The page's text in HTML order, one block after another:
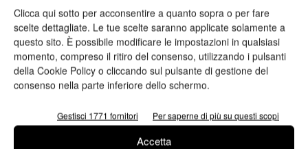
Clicca qui sotto per acconsentire a quanto sopra o per fare
scelte dettagliate. Le tue scelte saranno applicate solamente a
questo sito. È possibile modificare le impostazioni in qualsiasi
momento, compreso il ritiro del consenso, utilizzando i pulsanti
della Cookie Policy o cliccando sul pulsante di gestione del
consenso nella parte inferiore dello schermo.
Gestisci 1771 fornitori Per saperne di più su questi scopi
Accetta
Telefono
Oggetto